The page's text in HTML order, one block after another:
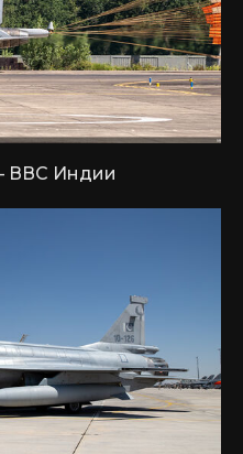
ВВС Индии